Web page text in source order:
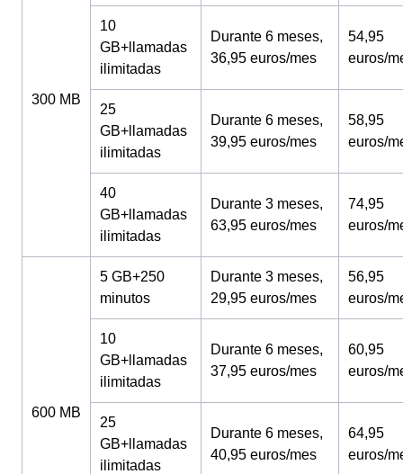
300 MB
10
GB+llamadas
ilimitadas
Durante 6 meses,
36,95 euros/mes
54,95
euros/
25
GB+llamadas
ilimitadas
Durante 6 meses,
39,95 euros/mes
58,95
euros/
40
GB+llamadas
ilimitadas
Durante 3 meses,
63,95 euros/mes
74,95
euros/
600 MB
5 GB+250
minutos
Durante 3 meses,
29,95 euros/mes
56,95
euros/
10
GB+llamadas
ilimitadas
Durante 6 meses,
37,95 euros/mes
60,95
euros/
25
GB+llamadas
ilimitadas
Durante 6 meses,
40,95 euros/mes
64,95
euros/